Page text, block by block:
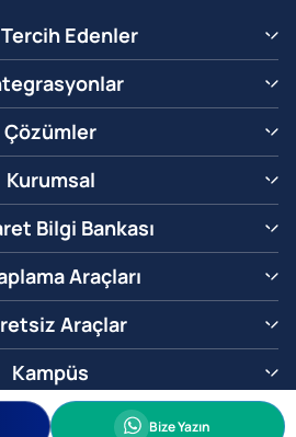
Edenler
Çözümler
Kurumsal
Bilgi Bankası
Araçları
Araçlar
Kampüs
20 Whatsapp
Bize Yazın